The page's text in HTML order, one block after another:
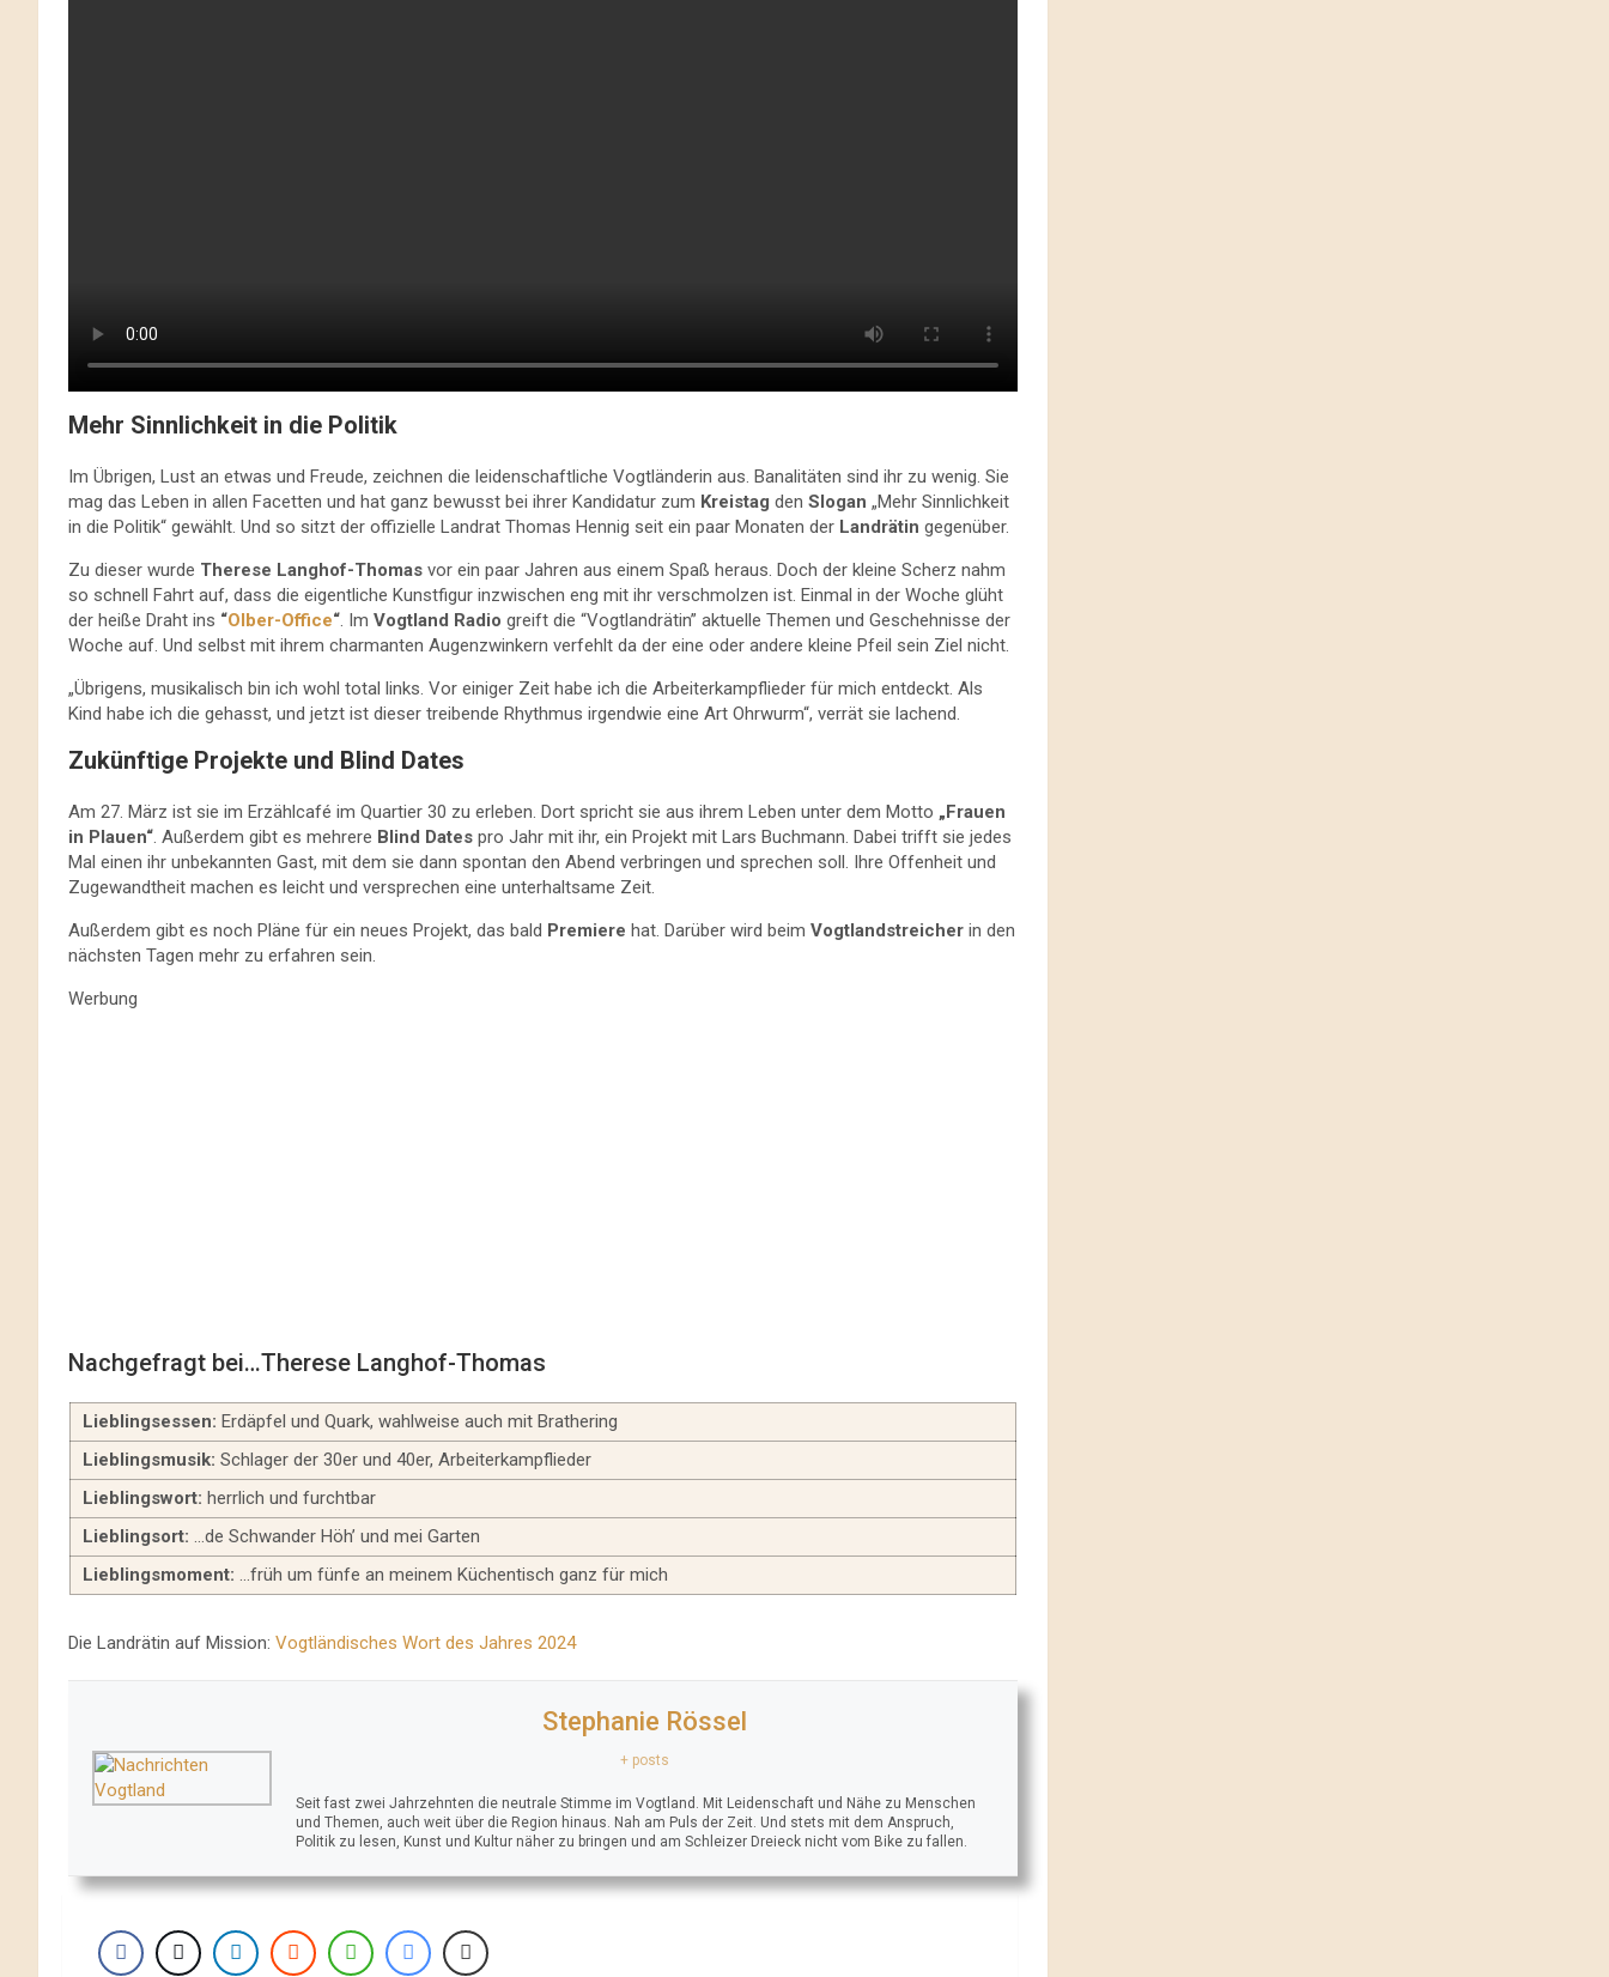
Mehr Sinnlichkeit in die Politik
Im Übrigen, Lust an etwas und Freude, zeichnen die leidenschaftliche Vogtländerin aus. Banalitäten sind ihr zu wenig. Sie
mag das Leben in allen Facetten und hat ganz bewusst bei ihrer Kandidatur zum Kreistag den Slogan „Mehr Sinnlichkeit
in die Politik“ gewählt. Und so sitzt der offizielle Landrat Thomas Hennig seit ein paar Monaten der Landrätin gegenüber.
Zu dieser wurde Therese Langhof-Thomas vor ein paar Jahren aus einem Spaß heraus. Doch der kleine Scherz nahm
so schnell Fahrt auf, dass die eigentliche Kunstfigur inzwischen eng mit ihr verschmolzen ist. Einmal in der Woche glüht
der heiße Draht ins “Olber-Office“. Im Vogtland Radio greift die “Vogtlandrätin” aktuelle Themen und Geschehnisse der
Woche auf. Und selbst mit ihrem charmanten Augenzwinkern verfehlt da der eine oder andere kleine Pfeil sein Ziel nicht.
„Übrigens, musikalisch bin ich wohl total links. Vor einiger Zeit habe ich die Arbeiterkampflieder für mich entdeckt. Als
Kind habe ich die gehasst, und jetzt ist dieser treibende Rhythmus irgendwie eine Art Ohrwurm“, verrät sie lachend.
Zukünftige Projekte und Blind Dates
Am 27. März ist sie im Erzählcafé im Quartier 30 zu erleben. Dort spricht sie aus ihrem Leben unter dem Motto „Frauen
in Plauen“. Außerdem gibt es mehrere Blind Dates pro Jahr mit ihr, ein Projekt mit Lars Buchmann. Dabei trifft sie jedes
Mal einen ihr unbekannten Gast, mit dem sie dann spontan den Abend verbringen und sprechen soll. Ihre Offenheit und
Zugewandtheit machen es leicht und versprechen eine unterhaltsame Zeit.
Außerdem gibt es noch Pläne für ein neues Projekt, das bald Premiere hat. Darüber wird beim Vogtlandstreicher in den
nächsten Tagen mehr zu erfahren sein.
Werbung
Nachgefragt bei…Therese Langhof-Thomas
Lieblingsessen: Erdäpfel und Quark, wahlweise auch mit Brathering
Lieblingsmusik: Schlager der 30er und 40er, Arbeiterkampflieder
Lieblingswort: herrlich und furchtbar
Lieblingsort: …de Schwander Höh’ und mei Garten
Lieblingsmoment: …früh um fünfe an meinem Küchentisch ganz für mich
Die Landrätin auf Mission: Vogtländisches Wort des Jahres 2024
Stephanie Rössel
+ posts
Seit fast zwei Jahrzehnten die neutrale Stimme im Vogtland. Mit Leidenschaft und Nähe zu Menschen
und Themen, auch weit über die Region hinaus. Nah am Puls der Zeit. Und stets mit dem Anspruch,
Politik zu lesen, Kunst und Kultur näher zu bringen und am Schleizer Dreieck nicht vom Bike zu fallen.